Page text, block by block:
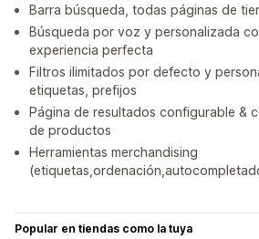
Barra búsqueda, todas páginas de
Búsqueda por voz y personalizada
experiencia perfecta
Filtros ilimitados por defecto y
etiquetas, prefijos
Página de resultados configurable &
de productos
Herramientas merchandising
Popular en tiendas como la tuya